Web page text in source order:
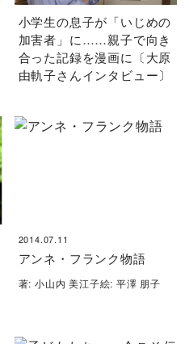
小学生の息子が「いじめの
加害者」に……親子で向き
合った記録を漫画に〔大原
由軌子さんインタビュー〕
2014.07.11
アンネ・フランク物語
著: 小山内 美江子絵: 平澤 朋子